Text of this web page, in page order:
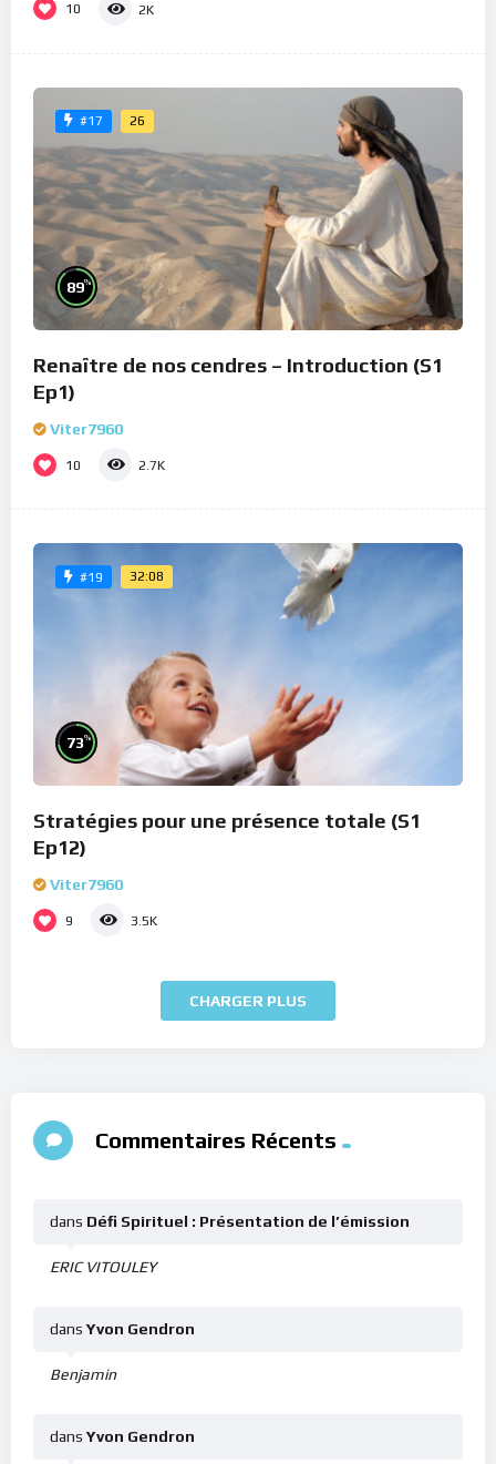
10 2K
#17 26
89%
Renaître de nos cendres – Introduction (S1
Ep1)
Viter7960
10 2.7K
#19 32:08
73%
Stratégies pour une présence totale (S1
Ep12)
Viter7960
9 3.5K
CHARGER PLUS
Commentaires Récents
ERIC VITOULEY
dans Défi Spirituel : Présentation de l’émission
Benjamin
dans Yvon Gendron
dans Yvon Gendron